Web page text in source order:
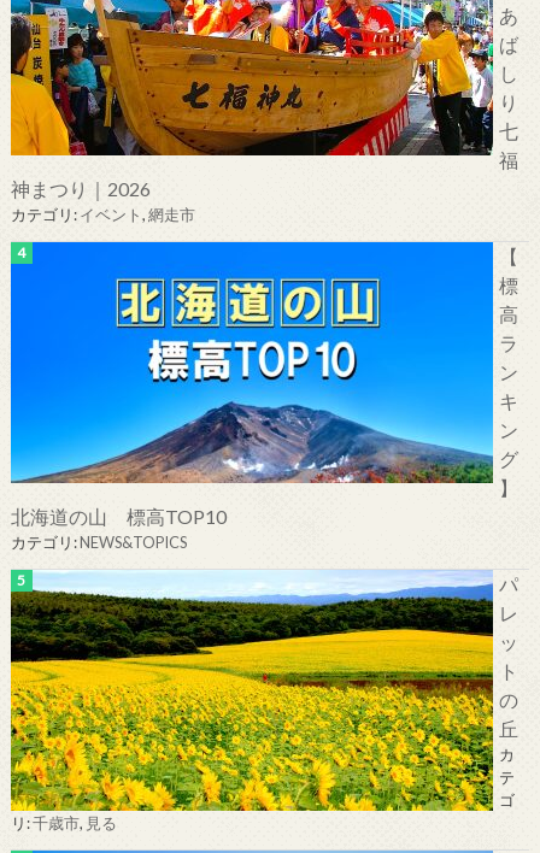
あ
ば
し
り
七
福
神まつり｜2026
カテゴリ:イベント,網走市
【
標
高
ラ
ン
キ
ン
グ
】
北海道の山 標高TOP10
カテゴリ:NEWS&TOPICS
パ
レ
ッ
ト
の
丘
カ
テ
ゴ
リ:千歳市, 見る